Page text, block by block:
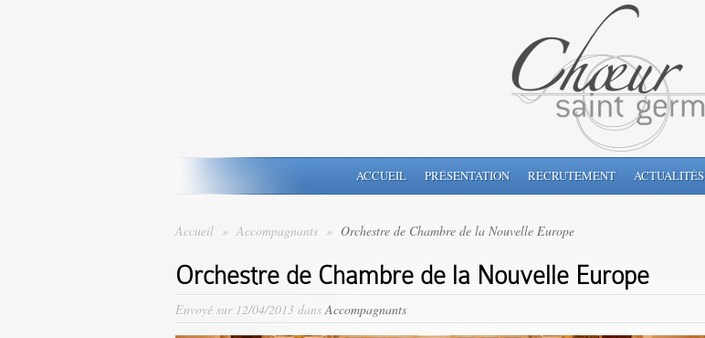
ACCUEIL PRÉSENTATION RECRUTEMENT ACTUALITÉS
Accueil » Accompagnants » Orchestre de Chambre de la Nouvelle Europe
Orchestre de Chambre de la Nouvelle Europe
Envoyé sur 12/04/2013 dansAccompagnants